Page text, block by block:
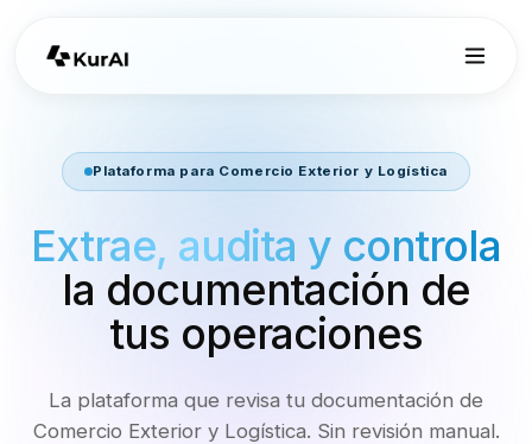
Plataforma para Comercio Exterior y Logística
Extrae, audita y controla
la documentación de
tus operaciones
La plataforma que revisa tu documentación de
Comercio Exterior y Logística. Sin revisión manual.